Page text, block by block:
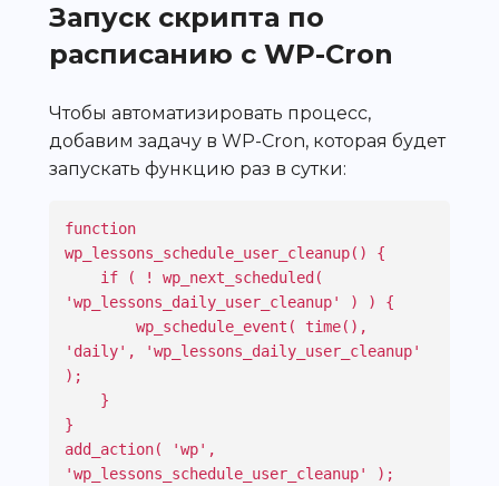
Запуск скрипта по
расписанию с WP-Cron
Чтобы автоматизировать процесс,
добавим задачу в WP-Cron, которая будет
запускать функцию раз в сутки:
function
wp_lessons_schedule_user_cleanup() {
'wp_lessons_daily_user_cleanup' ) ) {
'daily', 'wp_lessons_daily_user_cleanup'
);
}
add_action( 'wp',
'wp_lessons_schedule_user_cleanup' );